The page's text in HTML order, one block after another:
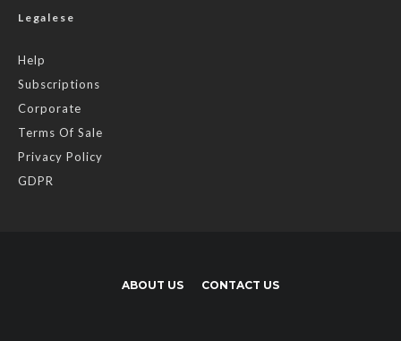
Legalese
Help
Subscriptions
Corporate
Terms Of Sale
Privacy Policy
GDPR
ABOUT US CONTACT US